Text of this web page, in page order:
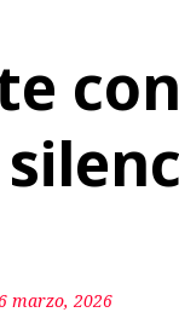
marzo, 2026